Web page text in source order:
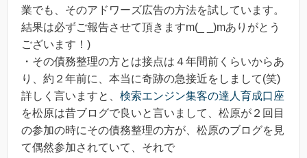
業でも、そのアドワーズ広告の方法を試しています。
結果は必ずご報告させて頂きますm(_ _)mありがとう
ございます！)
・その債務整理の方とは接点は４年間前くらいからあ
り、約２年前に、本当に奇跡の急接近をしまして(笑)
詳しく言いますと、 検索エンジン集客の達人育成口座
を松原は昔ブログで良いと言いまして、松原が２回目
の参加の時にその債務整理の方が、松原のブログを見
て偶然参加されていて、それで